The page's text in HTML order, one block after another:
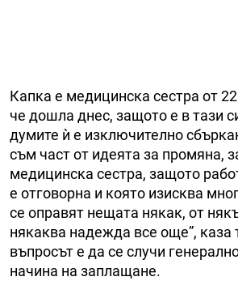
Капка е медицинска сестра от
че дошла днес, защото е в тази
думите ѝ е изключително
съм част от идеята за промяна,
медицинска сестра, защото
е отговорна и която изисква
се оправят нещата някак, от
някаква надежда все още”, каза
въпросът е да се случи
начина на заплащане.